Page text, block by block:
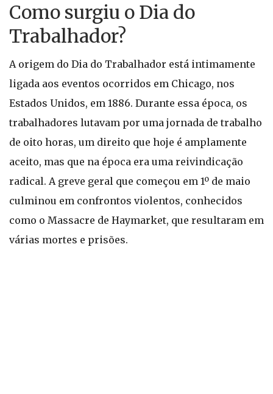
Como surgiu o Dia do
Trabalhador?
A origem do Dia do Trabalhador está intimamente
ligada aos eventos ocorridos em Chicago, nos
Estados Unidos, em 1886. Durante essa época, os
trabalhadores lutavam por uma jornada de trabalho
de oito horas, um direito que hoje é amplamente
aceito, mas que na época era uma reivindicação
radical. A greve geral que começou em 1º de maio
culminou em confrontos violentos, conhecidos
como o Massacre de Haymarket, que resultaram em
várias mortes e prisões.